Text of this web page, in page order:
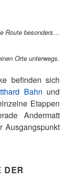
Route besonders…
Orte unterwegs.
befinden sich
Bahn und
Etappen
Andermatt
Ausgangspunkt
DER